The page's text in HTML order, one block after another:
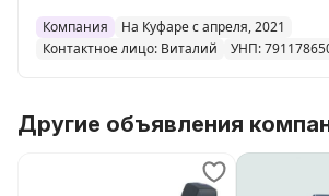
Компания
На Куфаре с апреля, 2021
Контактное лицо: Виталий
УНП:
Другие объявления